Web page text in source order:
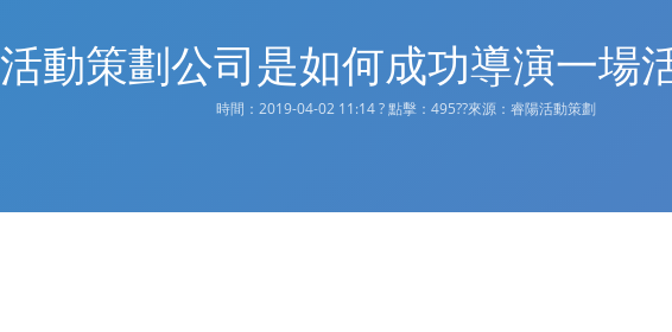
活動策劃公司是如何成功導演一場
時間：2019-04-02 11:14 ? 點擊： 495??來源：睿陽活動策劃